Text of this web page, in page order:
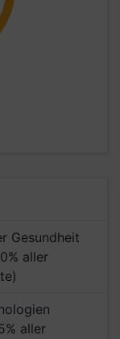
Gesundheit
aller
aller